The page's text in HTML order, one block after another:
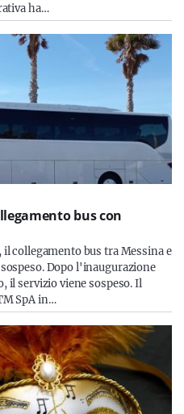
ha…
bus con
collegamento bus tra Messina e
Dopo l'inaugurazione
il servizio viene sospeso. Il
SpA in…